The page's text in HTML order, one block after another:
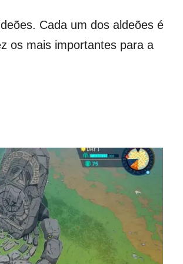
Cada um dos aldeões é
os mais importantes para a